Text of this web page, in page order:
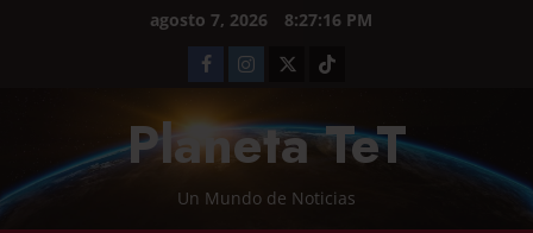
agosto 7, 2026 8:27:17 PM
Planeta TeT
Un Mundo de Noticias